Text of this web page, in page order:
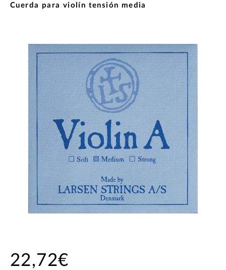
Cuerda para violín tensión media
22,72€